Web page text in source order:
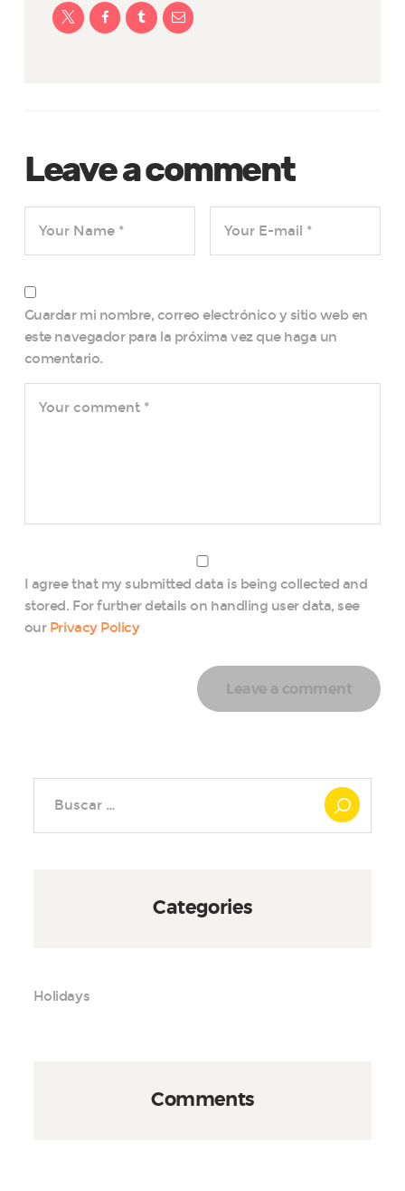
Leave a comment
Guardar mi nombre, correo electrónico y sitio web en
este navegador para la próxima vez que haga un
comentario.
I agree that my submitted data is being collected and
stored. For further details on handling user data, see
our Privacy Policy
Categories
Holidays
Comments